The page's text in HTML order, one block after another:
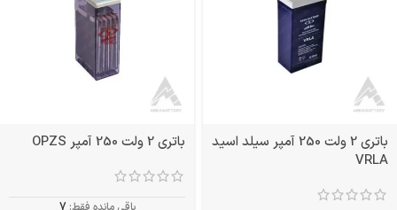
باتری 2 ولت 250 آمپر سیلد اسید
VRLA
باتری 2 ولت 250 آمپر OPZS